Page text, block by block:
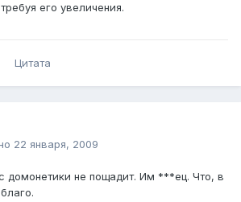
его увеличения.
Цитата
22 января, 2009
домонетики не пощадит. Им ***ец. Что, в